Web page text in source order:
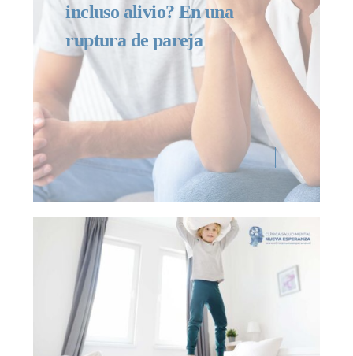
incluso alivio? En una
ruptura de pareja